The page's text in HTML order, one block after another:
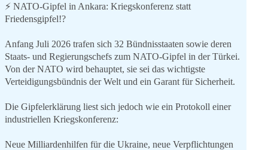
⚡️ NATO-Gipfel in Ankara: Kriegskonferenz statt
Friedensgipfel!?
Anfang Juli 2026 trafen sich 32 Bündnisstaaten sowie deren
Staats- und Regierungschefs zum NATO-Gipfel in der Türkei.
Von der NATO wird behauptet, sie sei das wichtigste
Verteidigungsbündnis der Welt und ein Garant für Sicherheit.
Die Gipfelerklärung liest sich jedoch wie ein Protokoll einer
industriellen Kriegskonferenz:
Neue Milliardenhilfen für die Ukraine, neue Verpflichtungen